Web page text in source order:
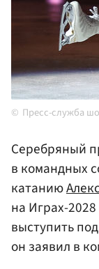
Пресс-служба
Серебряный
в командных
катанию
на Играх-
выступить
он заявил в